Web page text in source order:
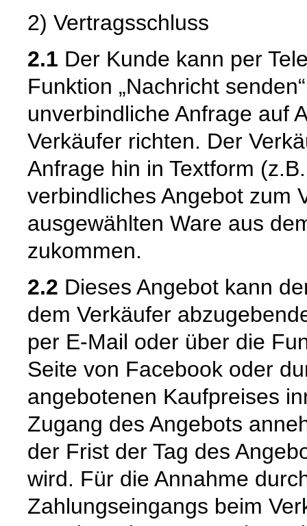
2) Vertragsschluss
2.1 Der Kunde kann per
Funktion „Nachricht
unverbindliche Anfrage auf
Verkäufer richten. Der
Anfrage hin in Textform
verbindliches Angebot zum
ausgewählten Ware aus
zukommen.
2.2 Dieses Angebot kann
dem Verkäufer
per E-Mail oder über die
Seite von Facebook oder
angebotenen Kaufpreises
Zugang des Angebots
der Frist der Tag des
wird. Für die Annahme
Zahlungseingangs beim